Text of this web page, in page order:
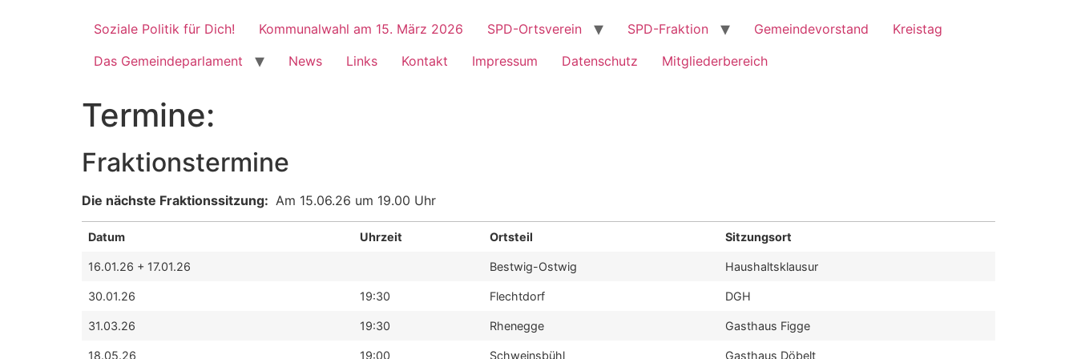
Soziale Politik für Dich! Kommunalwahl am 15. März 2026 SPD-Ortsverein SPD-Fraktion Gemeindevorstand
Kreistag
Das Gemeindeparlament
News Links Kontakt Impressum Datenschutz Mitgliederbereich
Termine:
Fraktionstermine
Die nächste Fraktionssitzung: Am 15.06.26 um 19.00 Uhr
Datum Uhrzeit Ortsteil Sitzungsort
16.01.26 + 17.01.26 Bestwig-Ostwig Haushaltsklausur
30.01.26 19:30 Flechtdorf DGH
31.03.26 19:30 Rhenegge Gasthaus Figge
18.05.26 19:00 Schweinsbühl Gasthaus Döbelt